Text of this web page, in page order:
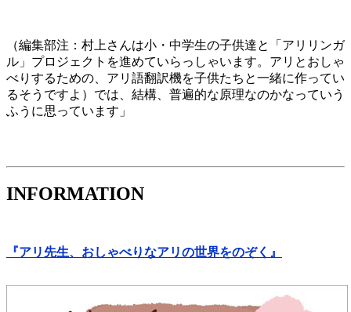
（編集部注：村上さんは小・中学生の子供達と「アリリンガ
ル」プロジェクトを進めていらっしゃいます。アリとおしゃ
べりするための、アリ語翻訳機を子供たちと一緒に作ってい
るそうですよ）では、結構、普遍的な原理なのかなっていう
ふうに思っています」
INFORMATION
『アリ先生、おしゃべりなアリの世界をのぞく』